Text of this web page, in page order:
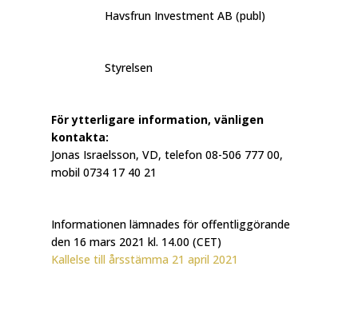
Havsfrun Investment AB (publ)
Styrelsen
För ytterligare information, vänligen
kontakta:
Jonas Israelsson, VD, telefon 08-506 777 00,
mobil 0734 17 40 21
Informationen lämnades för offentliggörande
den 16 mars 2021 kl. 14.00 (CET)
Kallelse till årsstämma 21 april 2021